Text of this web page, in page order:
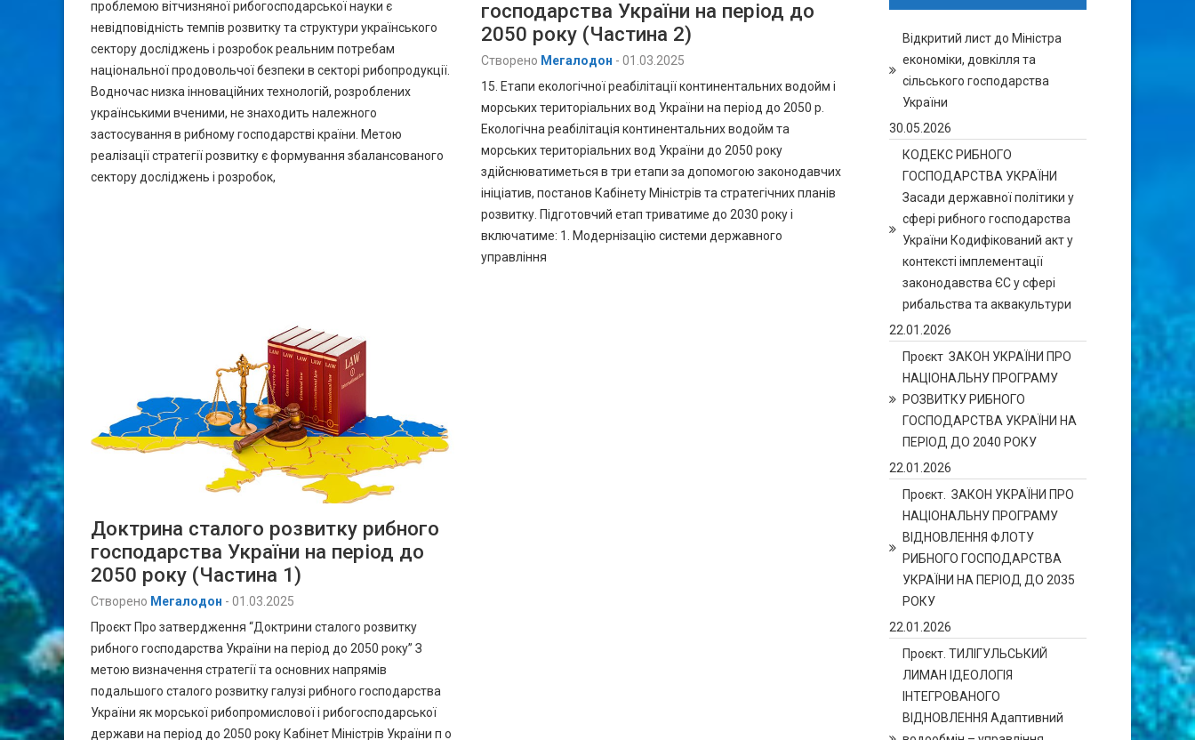
проблемою вітчизняної рибогосподарської науки є
невідповідність темпів розвитку та структури українського
сектору досліджень і розробок реальним потребам
національної продовольчої безпеки в секторі рибопродукції.
Водночас низка інноваційних технологій, розроблених
українськими вченими, не знаходить належного
застосування в рибному господарстві країни. Метою
реалізації стратегії розвитку є формування збалансованого
сектору досліджень і розробок,
господарства України на період до
2050 року (Частина 2)
Створено Мегалодон - 01.03.2025
15. Етапи екологічної реабілітації континентальних водойм і
морських територіальних вод України на період до 2050 р.
Екологічна реабілітація континентальних водойм та
морських територіальних вод України до 2050 року
здійснюватиметься в три етапи за допомогою законодавчих
ініціатив, постанов Кабінету Міністрів та стратегічних планів
розвитку. Підготовчий етап триватиме до 2030 року і
включатиме: 1. Модернізацію системи державного
управління
Доктрина сталого розвитку рибного
господарства України на період до
2050 року (Частина 1)
Створено Мегалодон - 01.03.2025
Проєкт Про затвердження “Доктрини сталого розвитку
рибного господарства України на період до 2050 року” З
метою визначення стратегії та основних напрямів
подальшого сталого розвитку галузі рибного господарства
України як морської рибопромислової і рибогосподарської
держави на період до 2050 року Кабінет Міністрів України п о
Відкритий лист до Міністра
економіки, довкілля та
сільського господарства
України
30.05.2026
КОДЕКС РИБНОГО
ГОСПОДАРСТВА УКРАЇНИ
Засади державної політики у
сфері рибного господарства
України Кодифікований акт у
контексті імплементації
законодавства ЄС у сфері
рибальства та аквакультури
22.01.2026
Проєкт ЗАКОН УКРАЇНИ ПРО
НАЦІОНАЛЬНУ ПРОГРАМУ
РОЗВИТКУ РИБНОГО
ГОСПОДАРСТВА УКРАЇНИ НА
ПЕРІОД ДО 2040 РОКУ
22.01.2026
Проєкт. ЗАКОН УКРАЇНИ ПРО
НАЦІОНАЛЬНУ ПРОГРАМУ
ВІДНОВЛЕННЯ ФЛОТУ
РИБНОГО ГОСПОДАРСТВА
УКРАЇНИ НА ПЕРІОД ДО 2035
РОКУ
22.01.2026
Проєкт. ТИЛІГУЛЬСЬКИЙ
ЛИМАН ІДЕОЛОГІЯ
ІНТЕГРОВАНОГО
ВІДНОВЛЕННЯ Адаптивний